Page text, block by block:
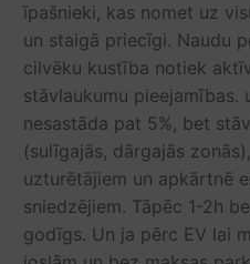
īpašnieki, kas nomet uz
un staigā priecīgi. Naudu
cilvēku kustība notiek
stāvlaukumu pieejamības.
nesastāda pat 5%, bet
(sulīgajās, dārgajās
uzturētājiem un apkārtnē
sniedzējiem. Tāpēc 1-2h
godīgs. Un ja pērc EV lai